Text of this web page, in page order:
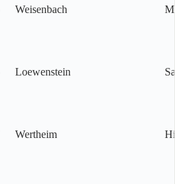
Weisenbach
Loewenstein
Wertheim